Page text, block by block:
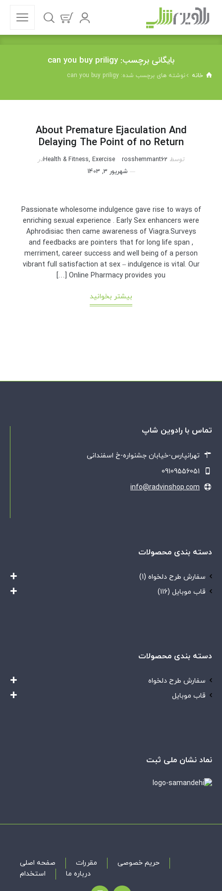
بایگانی برچسب: can you buy priligy
خانه نوشته های برچسب شده: can you buy priligy
About Premature Ejaculation And
Delaying The Point of no Return
توسط rosshemmant62
Health & Fitness, Exerciseدر
شهریور 3, 1403
Passionate wholesome indulgence gave rise to ways of
enriching sexual experience . Early Sex enhancers were
Aphrodisiac then came awareness of Viagra.Surveys
and feedbacks are pointers that for long life span ,
merriment, career success and well being of a person
vibrant full satisfaction at sex – indulgence is vital. Our
Online Pharmacy provides you […]
بیشتر بخوانید
تماس با رادوین شاپ
تهرانپارس-خیابان جشنواره-خ اسفندانی
09109556051
info@radvinshop.com
دسته بندی محصولات
سفارش طرح دلخواه (1)
قاب موبایل (116)
دسته بندی محصولات
سفارش طرح دلخواه
قاب موبایل
نماد نشان ملی ثبت
صفحه اصلی مقررات
حریم خصوصی
استخدام
درباره ما